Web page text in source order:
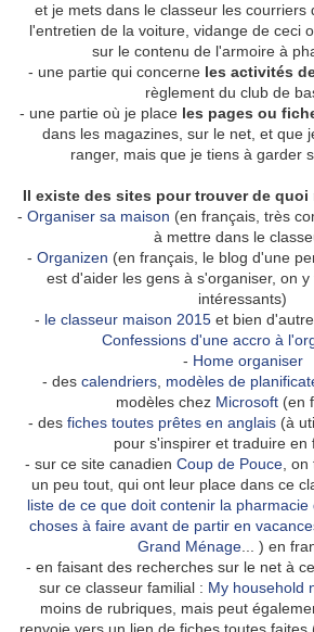
et je mets dans le classeur les courriers
l'entretien de la voiture, vidange de ceci
sur le contenu de l'armoire à
- une partie qui concerne les activités
règlement du club de
- une partie où je place les pages ou
dans les magazines, sur le net, et que
ranger, mais que je tiens à garder
Il existe des sites pour trouver de quoi
- Organiser sa maison (en français, très
à mettre dans le
- Organizen (en français, le blog d'une
est d'aider les gens à s'organiser, on
intéressants)
- le classeur maison 2015 et bien
Confessions d'une accro à
- Home organiser
- des calendriers, modèles de
modèles chez Microsoft (en
- des fiches toutes prêtes en anglais(à
pour s'inspirer et traduire en
- sur ce site canadien Coup de Pouce ,
un peu tout, qui ont leur place dans ce
liste de ce que doit contenir la pharmacie
choses à faire avant de partir en
Grand Ménage... ) en
- en faisant des recherches sur le net à
sur ce classeur familial : My household
moins de rubriques, mais peut